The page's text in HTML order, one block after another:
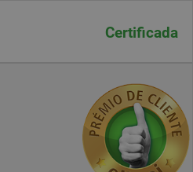
Certificada